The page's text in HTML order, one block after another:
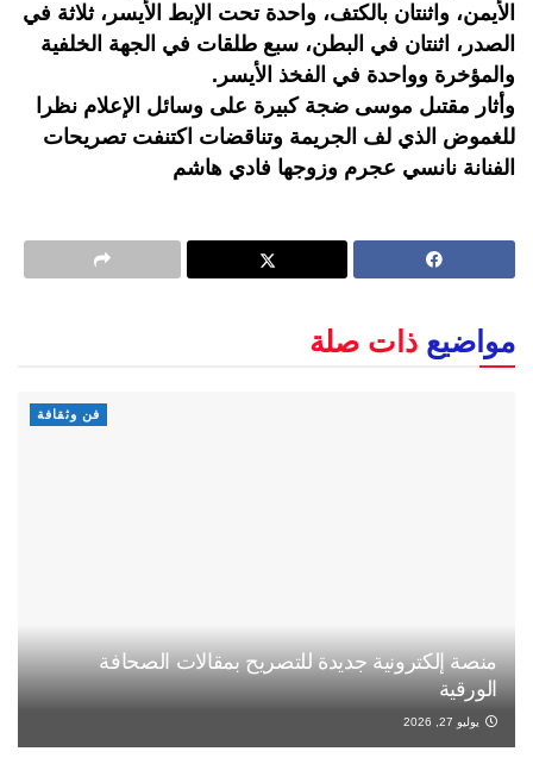
الأيمن، واثنتان بالكتف، واحدة تحت الإبط الأيسر، ثلاثة في
الصدر، اثنتان في البطن، سبع طلقات في الجهة الخلفية
والمؤخرة وواحدة في الفخذ الأيسر.
وأثار مقتىل موسى ضجة كبيرة على وسائل الإعلام نظرا
للغموض الذي لف الجريمة وتناقضات اكتنفت تصريحات
الفنانة نانسي عجرم وزوجها فادي هاشم
مواضيع ذات صلة
فن وثقافة
منصة إلكترونية جديدة للتصريح بمقالات الصحافة
الورقية
يوليو 27, 2026